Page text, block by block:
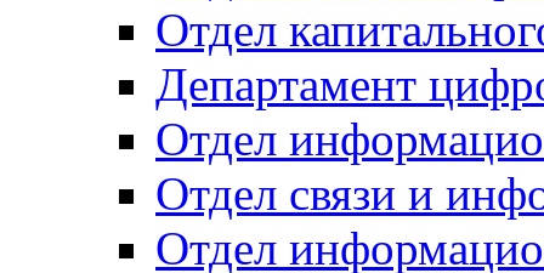
Отдел
Департамент
Отдел
Отдел связи и
Отдел